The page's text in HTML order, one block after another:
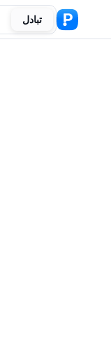
تبادل